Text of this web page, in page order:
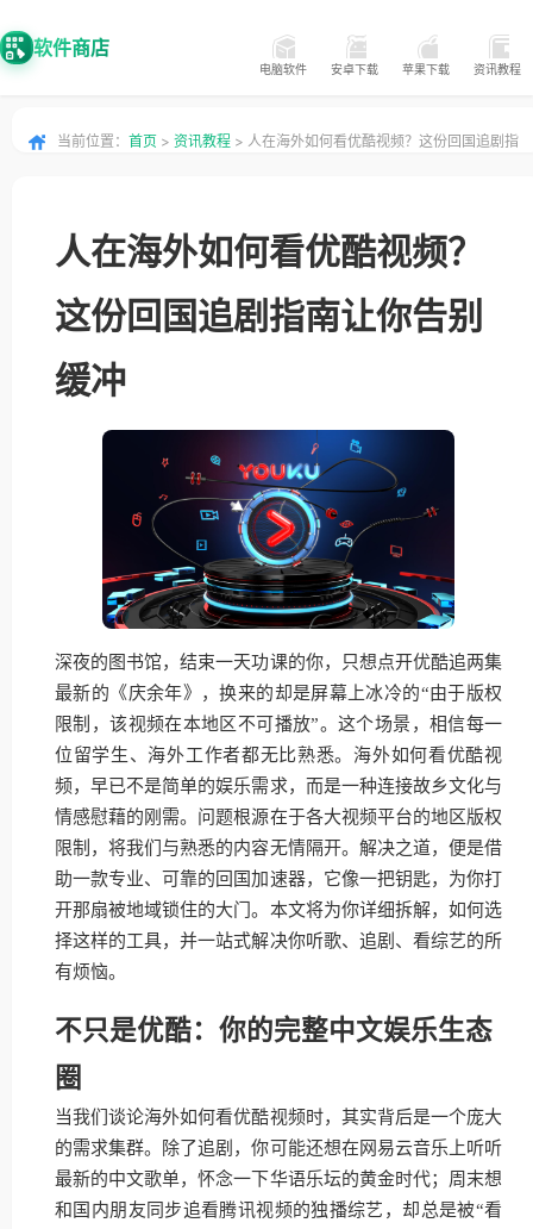
软件商店
电脑软件 安卓下载 苹果下载 资讯教程
当前位置： 首页 > 资讯教程 > 人在海外如何看优酷视频？这份回国追剧指
人在海外如何看优酷视频？
这份回国追剧指南让你告别
缓冲
深夜的图书馆，结束一天功课的你，只想点开优酷追两集
最新的《庆余年》，换来的却是屏幕上冰冷的“由于版权
限制，该视频在本地区不可播放”。这个场景，相信每一
位留学生、海外工作者都无比熟悉。海外如何看优酷视
频，早已不是简单的娱乐需求，而是一种连接故乡文化与
情感慰藉的刚需。问题根源在于各大视频平台的地区版权
限制，将我们与熟悉的内容无情隔开。解决之道，便是借
助一款专业、可靠的回国加速器，它像一把钥匙，为你打
开那扇被地域锁住的大门。本文将为你详细拆解，如何选
择这样的工具，并一站式解决你听歌、追剧、看综艺的所
有烦恼。
不只是优酷：你的完整中文娱乐生态
圈
当我们谈论海外如何看优酷视频时，其实背后是一个庞大
的需求集群。除了追剧，你可能还想在网易云音乐上听听
最新的中文歌单，怀念一下华语乐坛的黄金时代；周末想
和国内朋友同步追看腾讯视频的独播综艺，却总是被“看